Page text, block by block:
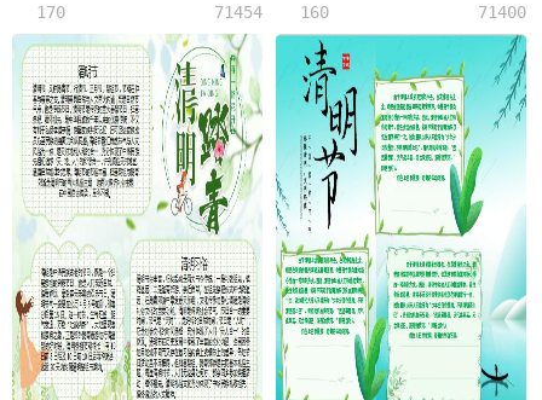
170 71454 160 71400